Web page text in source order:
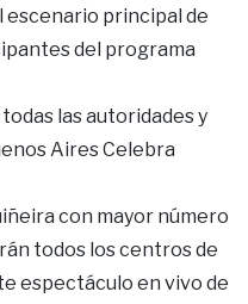
escenario principal de
del programa
las autoridades y
Aires Celebra
con mayor número
todos los centros de
espectáculo en vivo de